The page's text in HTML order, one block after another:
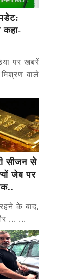
पर खबरें
वाले
सीजन से
जेब पर
के बाद,
... ...